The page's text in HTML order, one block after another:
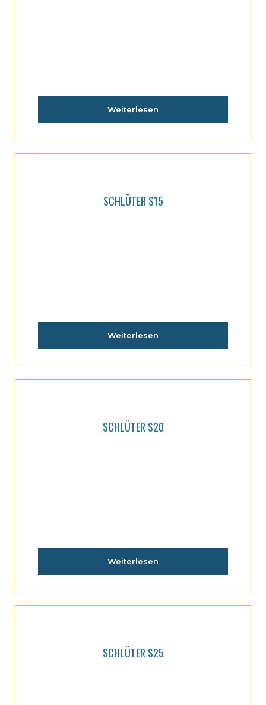
Weiterlesen
SCHLÜTER S15
Weiterlesen
SCHLÜTER S20
Weiterlesen
SCHLÜTER S25